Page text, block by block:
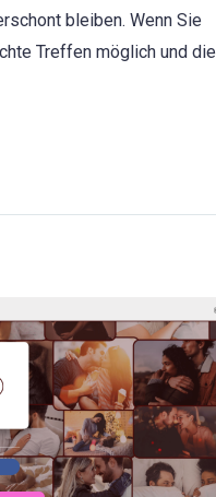
bleiben. Wenn Sie
Treffen möglich und die